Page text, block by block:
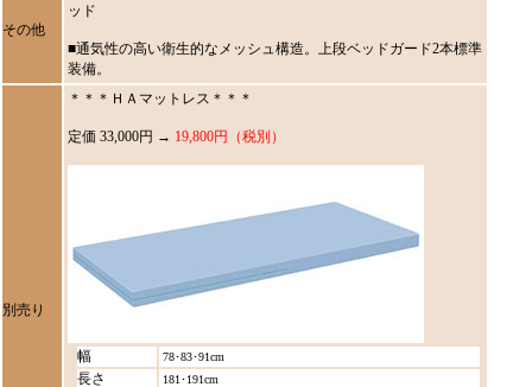
その他
ッド
■通気性の高い衛生的なメッシュ構造。上段ベッドガード2本標準
装備。
別売り
＊＊＊ＨＡマットレス＊＊＊
定価 33,000円 → 19,800円（税別）
幅 78･83･91cm
長さ 181･191cm